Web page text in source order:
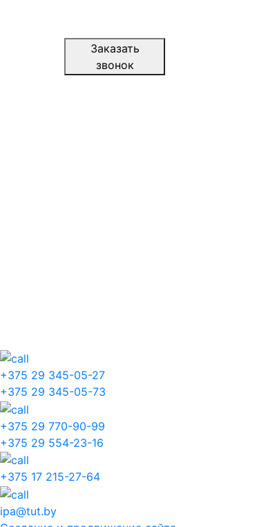
Заказать
звонок
+375 29 345-05-27
+375 29 345-05-73
+375 29 770-90-99
+375 29 554-23-16
+375 17 215-27-64
ipa@tut.by